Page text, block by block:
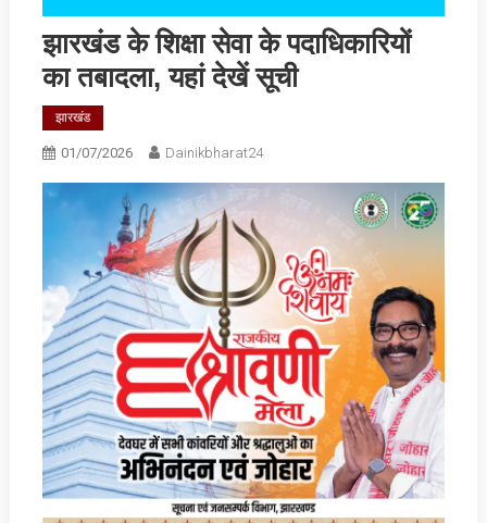
झारखंड के शिक्षा सेवा के पदाधिकारियों
का तबादला, यहां देखें सूची
झारखंड
01/07/2026 Dainikbharat24